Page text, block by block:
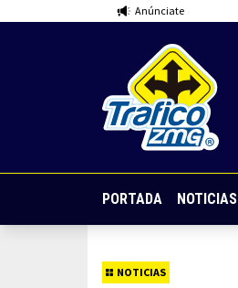
Anúnciate
PORTADA NOTICIAS
NOTICIAS